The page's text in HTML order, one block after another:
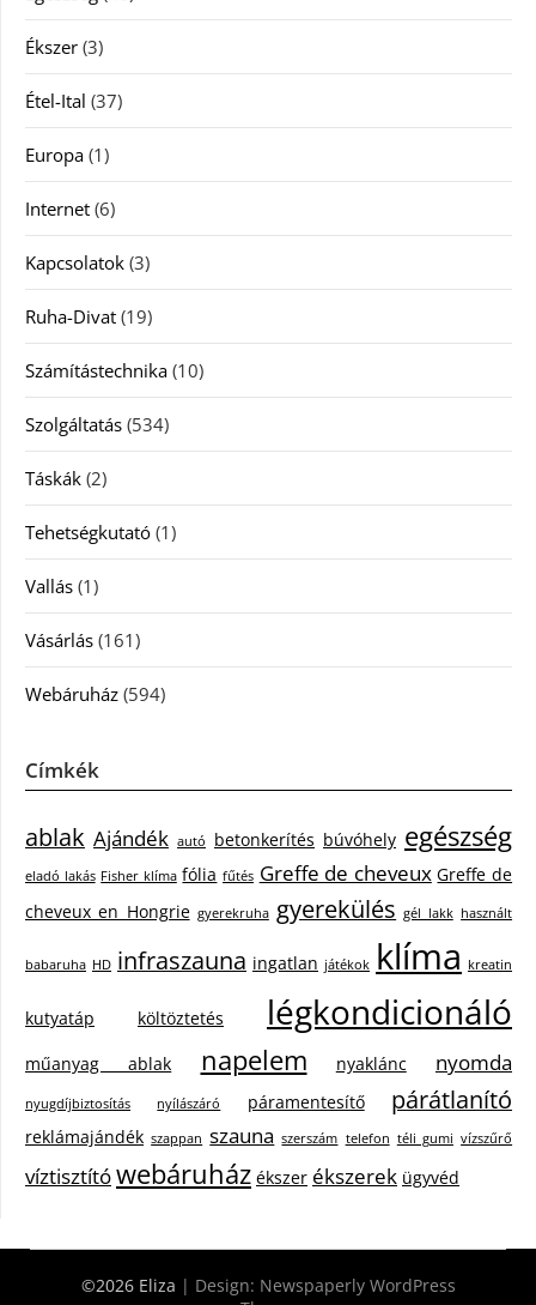
Ékszer (3)
Étel-Ital (37)
Europa (1)
Internet (6)
Kapcsolatok (3)
Ruha-Divat (19)
Számítástechnika (10)
Szolgáltatás (534)
Táskák (2)
Tehetségkutató (1)
Vallás (1)
Vásárlás (161)
Webáruház (594)
Címkék
ablak Ajándék autó betonkerítés búvóhely egészség
eladó lakás Fisher klíma fólia fűtés Greffe de cheveux Greffe de
cheveux en Hongrie gyerekruha gyerekülés gél lakk használt
babaruha HD infraszauna ingatlan játékok klíma kreatin
kutyatáp költöztetés légkondicionáló
műanyag ablak napelem nyaklánc nyomda
nyugdíjbiztosítás nyílászáró páramentesítő párátlanító
reklámajándék szappan szauna szerszám telefon téli gumi vízszűrő
víztisztítówebáruház ékszer ékszerek ügyvéd
©2026 Eliza | Design: Newspaperly WordPress